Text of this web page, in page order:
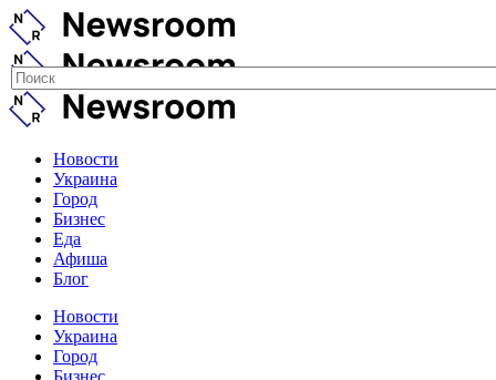
Новости
Украина
Город
Бизнес
Еда
Афиша
Блог
Новости
Украина
Город
Бизнес